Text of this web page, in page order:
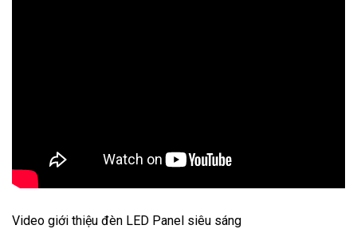
Video giới thiệu đèn LED Panel siêu sáng